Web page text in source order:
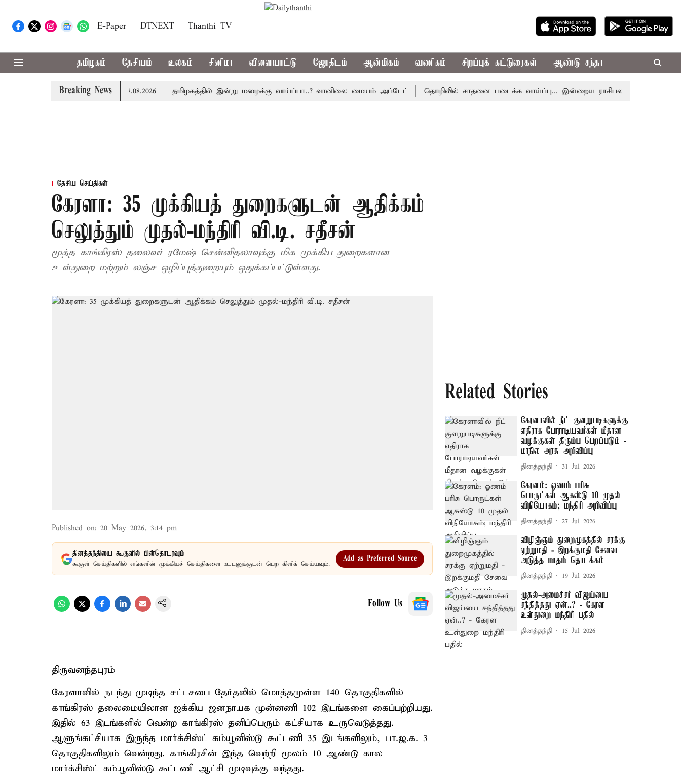
E-Paper DTNEXT Thanthi TV
தமிழகம் தேசியம் உலகம் சினிமா விளையாட்டு ஜோதிடம் ஆன்மிகம் வணிகம் சிறப்புக் கட்டுரைகள் ஆண்டு சந்தா
Breaking News
இன்றைய ராசிபலன் 08.08.2026 தமிழகத்தில் இன்று மழைக்கு வாய்ப்பா..? வானிலை மையம் அப்டேட் தொழிலில் சாதனை படைக்க வாய்ப்பு... இன்றைய ராசிபலன் 08.08.2026
தேசிய செய்திகள்
கேரளா: 35 முக்கியத் துறைகளுடன் ஆதிக்கம்
செலுத்தும் முதல்-மந்திரி வி.டி. சதீசன்
மூத்த காங்கிரஸ் தலைவர் ரமேஷ் சென்னிதலாவுக்கு மிக முக்கிய துறைகளான
உள்துறை மற்றும் லஞ்ச ஒழிப்புத்துறையும் ஒதுக்கப்பட்டுள்ளது.
Published on: 20 May 2026, 3:14 pm
தினத்தந்தியை கூகுளில் பின்தொடரவும்
கூகுள் செய்திகளில் எங்களின் முக்கியச் செய்திகளை உடனுக்குடன் பெற கிளிக் செய்யவும்.
Add as Preferred Source
Follow Us
திருவனந்தபுரம்
கேரளாவில் நடந்து முடிந்த சட்டசபை தேர்தலில் மொத்தமுள்ள 140 தொகுதிகளில்
காங்கிரஸ் தலைமையிலான ஐக்கிய ஜனநாயக முன்னணி 102 இடங்களை கைப்பற்றியது.
இதில் 63 இடங்களில் வென்ற காங்கிரஸ் தனிப்பெரும் கட்சியாக உருவெடுத்தது.
ஆளுங்கட்சியாக இருந்த மார்க்சிஸ்ட் கம்யூனிஸ்டு கூட்டணி 35 இடங்களிலும், பா.ஜ.க. 3
தொகுதிகளிலும் வென்றது. காங்கிரசின் இந்த வெற்றி மூலம் 10 ஆண்டு கால
மார்க்சிஸ்ட் கம்யூனிஸ்டு கூட்டணி ஆட்சி முடிவுக்கு வந்தது.
Related Stories
கேரளாவில் நீட் குளறுபடிகளுக்கு
எதிராக போராடியவர்கள் மீதான
வழக்குகள் திரும்ப பெறப்படும் -
மாநில அரசு அறிவிப்பு
தினத்தந்தி 31 Jul 2026
கேரளம்: ஓணம் பரிசு
பொருட்கள் ஆகஸ்டு 10 முதல்
விநியோகம்; மந்திரி அறிவிப்பு
தினத்தந்தி 27 Jul 2026
விழிஞ்ஞம் துறைமுகத்தில் சரக்கு
ஏற்றுமதி - இறக்குமதி சேவை
அடுத்த மாதம் தொடக்கம்
தினத்தந்தி 19 Jul 2026
முதல்-அமைச்சர் விஜய்யை
சந்தித்தது ஏன்..? - கேரள
உள்துறை மந்திரி பதில்
தினத்தந்தி 15 Jul 2026